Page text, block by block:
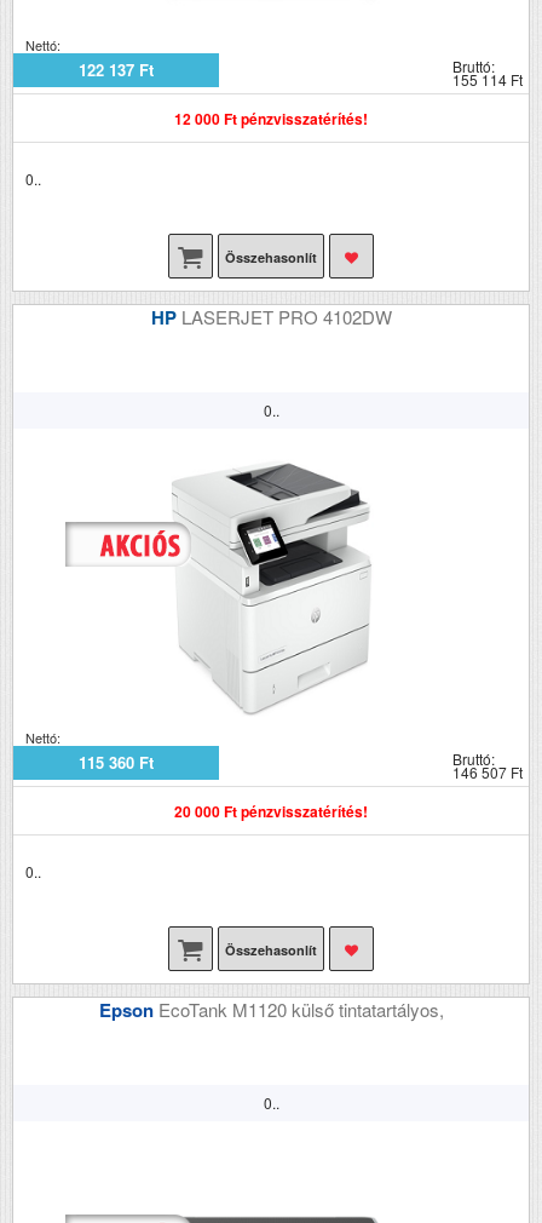
Nettó:
122 137 Ft Bruttó:
155 114 Ft
12 000 Ft pénzvisszatérítés!
0..
Összehasonlít
HP LASERJET PRO 4102DW
0..
Nettó:
115 360 Ft Bruttó:
146 507 Ft
20 000 Ft pénzvisszatérítés!
0..
Összehasonlít
Epson EcoTank M1120 külső tintatartályos,
0..